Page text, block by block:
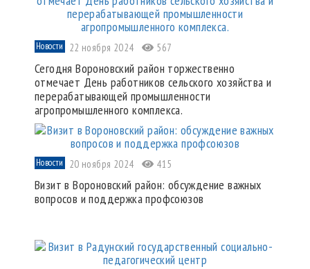
Новости 22 ноября 2024 567
Сегодня Вороновский район торжественно
отмечает День работников сельского хозяйства и
перерабатывающей промышленности
агропромышленного комплекса.
Новости 20 ноября 2024 415
Визит в Вороновский район: обсуждение важных
вопросов и поддержка профсоюзов